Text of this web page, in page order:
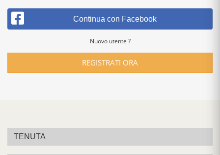
Continua con Facebook
Nuovo utente ?
REGISTRATI ORA
TENUTA